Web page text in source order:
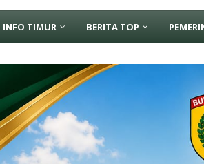
INFO TIMUR BERITA TOP